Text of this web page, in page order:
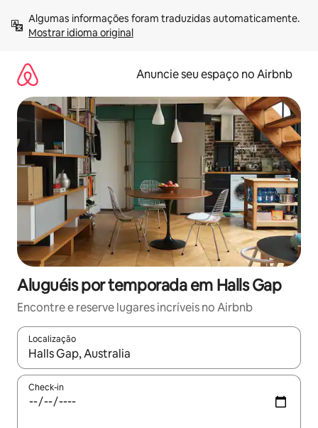
para
Mostrar idioma original
Anuncie seu espaço no Airbnb
Aluguéis por temporada em Halls Gap
Encontre e reserve lugares incríveis no Airbnb
Localização
Quando os resultados estiverem disponíveis, explore-os
Check-in